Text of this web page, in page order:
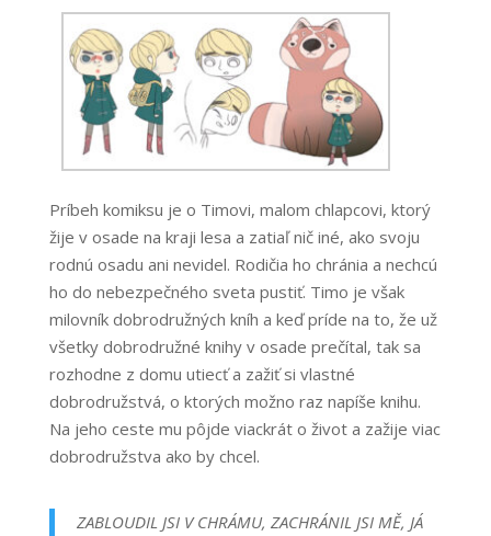
Príbeh komiksu je o Timovi, malom chlapcovi, ktorý
žije v osade na kraji lesa a zatiaľ nič iné, ako svoju
rodnú osadu ani nevidel. Rodičia ho chránia a nechcú
ho do nebezpečného sveta pustiť. Timo je však
milovník dobrodružných kníh a keď príde na to, že už
všetky dobrodružné knihy v osade prečítal, tak sa
rozhodne z domu utiecť a zažiť si vlastné
dobrodružstvá, o ktorých možno raz napíše knihu.
Na jeho ceste mu pôjde viackrát o život a zažije viac
dobrodružstva ako by chcel.
ZABLOUDIL JSI V CHRÁMU, ZACHRÁNIL JSI MĚ, JÁ